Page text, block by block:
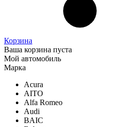
Корзина
Ваша корзина пуста
Мой автомобиль
Марка
Acura
AITO
Alfa Romeo
Audi
BAIC